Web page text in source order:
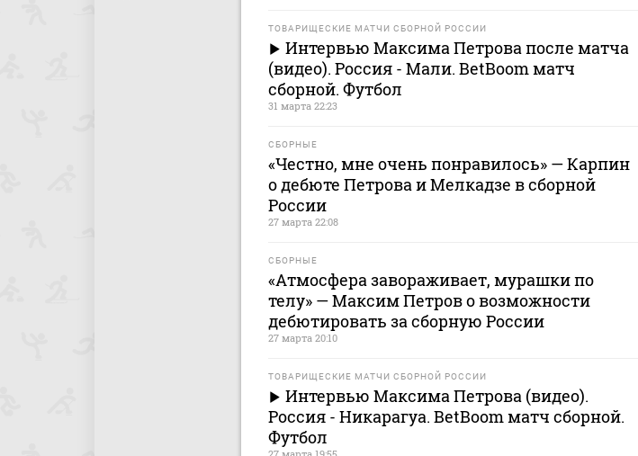
ТОВАРИЩЕСКИЕ МАТЧИ СБОРНОЙ РОССИИ
Интервью Максима Петрова после матча
(видео). Россия - Мали. BetBoom матч
сборной. Футбол
31 марта 22:23
СБОРНЫЕ
«Честно, мне очень понравилось» — Карпин
о дебюте Петрова и Мелкадзе в сборной
России
27 марта 22:08
СБОРНЫЕ
«Атмосфера завораживает, мурашки по
телу» — Максим Петров о возможности
дебютировать за сборную России
27 марта 20:10
ТОВАРИЩЕСКИЕ МАТЧИ СБОРНОЙ РОССИИ
Интервью Максима Петрова (видео).
Россия - Никарагуа. BetBoom матч сборной.
Футбол